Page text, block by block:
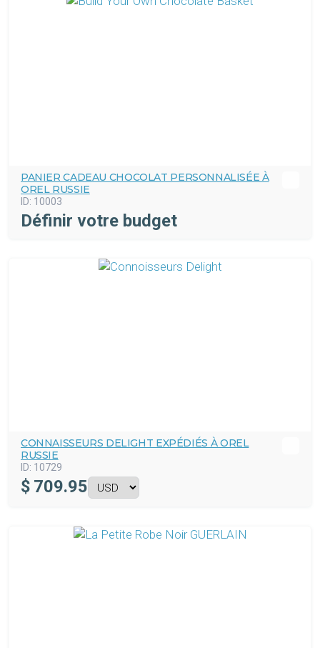
PANIER CADEAU CHOCOLAT PERSONNALISÉE À
OREL RUSSIE
ID: 10003
Définir votre budget
CONNAISSEURS DELIGHT EXPÉDIÉS À OREL
RUSSIE
ID: 10729
$ 709.95